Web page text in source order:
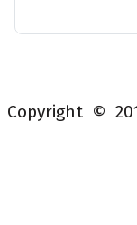
Copyright ©